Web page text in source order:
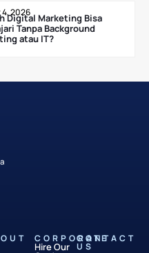
2026
Digital Marketing Bisa
Tanpa Background
atau IT?
CORPORATE
Hire Our
CONTACT
US